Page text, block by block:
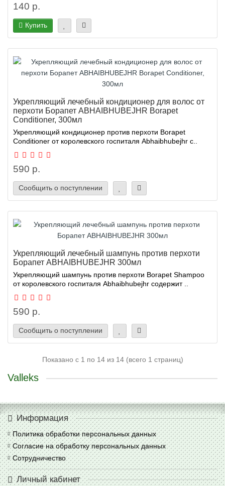
140 р.
Купить
Укрепляющий лечебный кондиционер для волос от
перхоти Борапет ABHAIBHUBEJHR Borapet
Conditioner, 300мл
Укрепляющий кондиционер против перхоти Borapet
Conditioner от королевского госпиталя Abhaibhubejhr с..
590 р.
Сообщить о поступлении
Укрепляющий лечебный шампунь против перхоти
Борапет ABHAIBHUBEJHR 300мл
Укрепляющий шампунь против перхоти Borapet Shampoo
от королевского госпиталя Abhaibhubejhr содержит ..
590 р.
Сообщить о поступлении
Показано с 1 по 14 из 14 (всего 1 страниц)
Valleks
Информация
Политика обработки персональных данных
Согласие на обработку персональных данных
Сотрудничество
Личный кабинет